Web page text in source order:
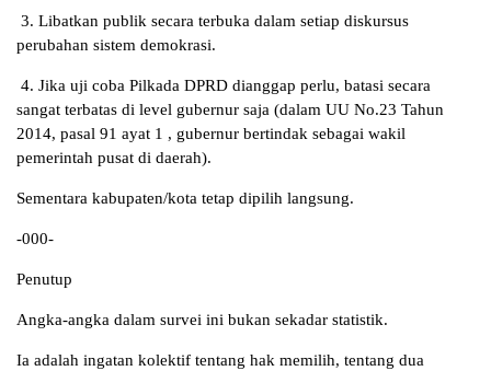
3. Libatkan publik secara terbuka dalam setiap diskursus
perubahan sistem demokrasi.
4. Jika uji coba Pilkada DPRD dianggap perlu, batasi secara
sangat terbatas di level gubernur saja (dalam UU No.23 Tahun
2014, pasal 91 ayat 1 , gubernur bertindak sebagai wakil
pemerintah pusat di daerah).
Sementara kabupaten/kota tetap dipilih langsung.
-000-
Penutup
Angka-angka dalam survei ini bukan sekadar statistik.
Ia adalah ingatan kolektif tentang hak memilih, tentang dua